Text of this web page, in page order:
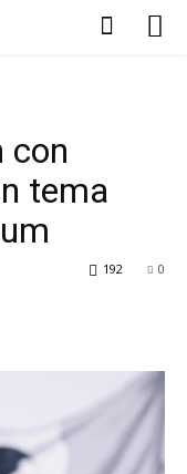
con
tema
0
192